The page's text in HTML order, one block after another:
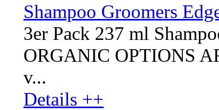
Shampoo Groomers
3er Pack 237 ml
ORGANIC OPTIONS
v...
Details ++